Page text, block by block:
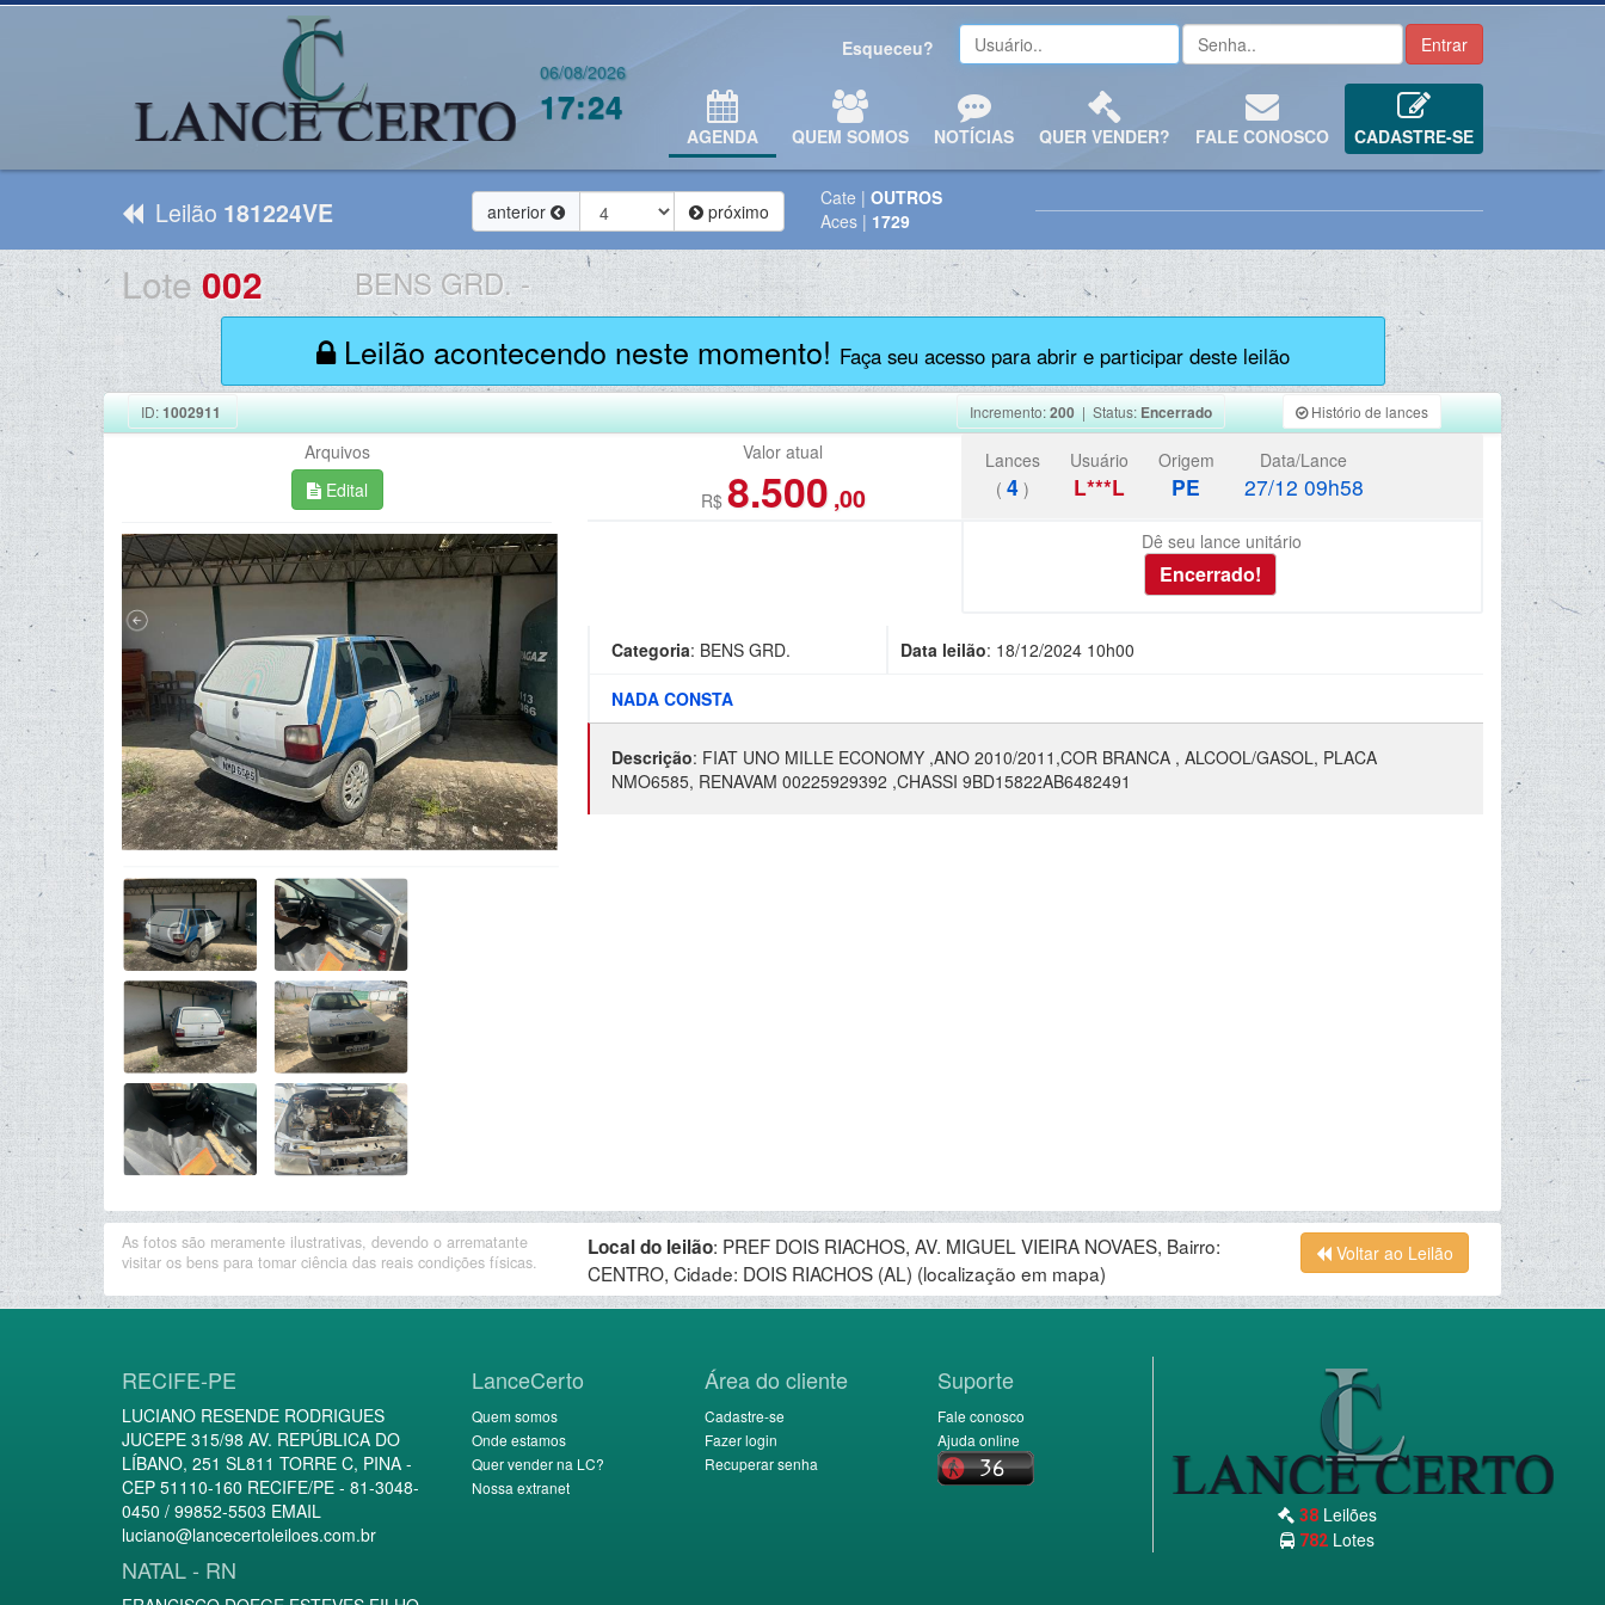
06/08/2026
17:24
Esqueceu?
AGENDA QUEM SOMOS NOTÍCIAS QUER VENDER? FALE CONOSCO CADASTRE-SE
Leilão 181224VE anterior próximo
Cate | OUTROS
Aces | 1729
Lote002 BENS GRD. -
Leilão acontecendo neste momento! Faça seu acesso para abrir e participar deste leilão
ID:1002911 Incremento:200 | Status:Encerrado Histório de lances
Arquivos
Edital
Valor atual
R$ 8.500 ,00
Lances
( 4)
Usuário
L***L
Origem
PE
Data/Lance
27/12 09h58
Dê seu lance unitário
Categoria: BENS GRD. Data leilão: 18/12/2024 10h00
NADA CONSTA
Descrição: FIAT UNO MILLE ECONOMY ,ANO 2010/2011,COR BRANCA , ALCOOL/GASOL, PLACA
NMO6585, RENAVAM 00225929392 ,CHASSI 9BD15822AB6482491
As fotos são meramente ilustrativas, devendo o arrematante
visitar os bens para tomar ciência das reais condições físicas.
Local do leilão: PREF DOIS RIACHOS, AV. MIGUEL VIEIRA NOVAES, Bairro:
CENTRO, Cidade: DOIS RIACHOS (AL) (localização em mapa)
Voltar ao Leilão
RECIFE-PE
LUCIANO RESENDE RODRIGUES
JUCEPE 315/98 AV. REPÚBLICA DO
LÍBANO, 251 SL811 TORRE C, PINA -
CEP 51110-160 RECIFE/PE - 81-3048-
0450 / 99852-5503 EMAIL
luciano@lancecertoleiloes.com.br
NATAL - RN
LanceCerto
Quem somos
Onde estamos
Quer vender na LC?
Nossa extranet
Área do cliente
Cadastre-se
Fazer login
Recuperar senha
Suporte
Fale conosco
Ajuda online
38Leilões
782Lotes